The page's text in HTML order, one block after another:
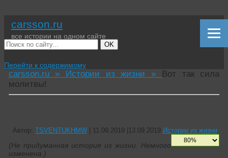
carsson.ru
все истории на одном сайте
OK
Перейти к содержимому
carsson.ru » Истории из жизни »
Вот так сила
молитвы!
Автор: TSVENTUKHMW | 11.09.2019 | 13.09.2019 Истории из жизни
(Не придуманная история из жизни. Немного
изменена.)